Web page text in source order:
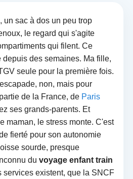
un sac à dos un peu trop
le regard qui s'agite
qui filent. Ce
des semaines. Ma fille,
seule pour la première fois.
non, mais pour
de la France, de Paris
ses grands-parents. Et
maman, le stress monte. C'est
fierté pour son autonomie
sourde, presque
du voyage enfant train
services existent, que la SNCF